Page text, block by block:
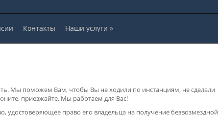
Контакты Наши услуги »
Мы поможем Вам, чтобы Вы не ходили по инстанциям, не сделали
приезжайте. Мы работаем для Вас!
право его владельца на получение безвозмездной